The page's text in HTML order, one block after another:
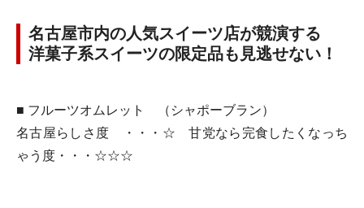
名古屋市内の人気スイーツ店が競演する
洋菓子系スイーツの限定品も見逃せない！
■ フルーツオムレット
（シャポーブラン）
名古屋らしさ度 ・・・☆ 甘党なら完食したくなっち
ゃう度・・・☆☆☆